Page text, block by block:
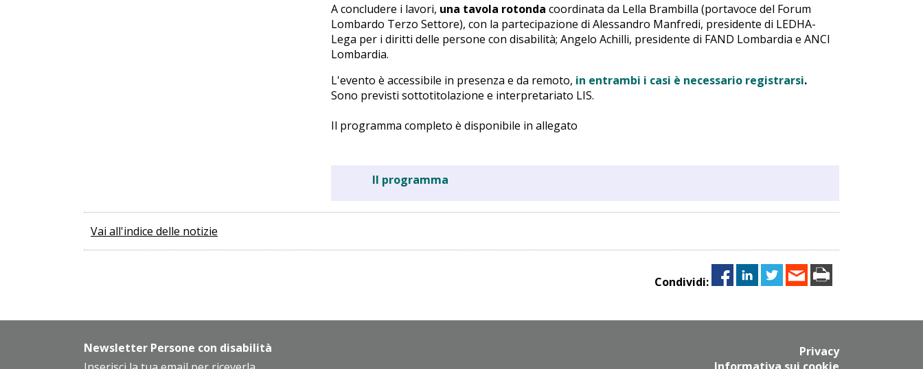
A concludere i lavori, una tavola rotonda coordinata da Lella Brambilla (portavoce del Forum
Lombardo Terzo Settore), con la partecipazione di Alessandro Manfredi, presidente di LEDHA-
Lega per i diritti delle persone con disabilità; Angelo Achilli, presidente di FAND Lombardia e ANCI
Lombardia.
L'evento è accessibile in presenza e da remoto, in entrambi i casi è necessario registrarsi.
Sono previsti sottotitolazione e interpretariato LIS.
Il programma completo è disponibile in allegato
Il programma
Vai all'indice delle notizie
Condividi:
Newsletter Persone con disabilità
Privacy